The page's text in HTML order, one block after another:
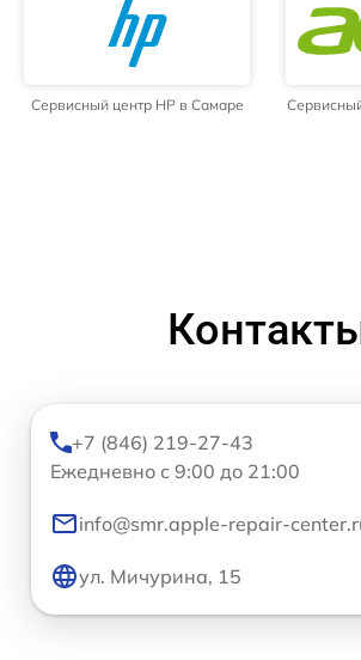
Сервисный центр HP в Самаре
+7 (846) 219-27-43
Ежедневно с 9:00 до 21:00
info@smr.apple-repair-
ул. Мичурина, 15